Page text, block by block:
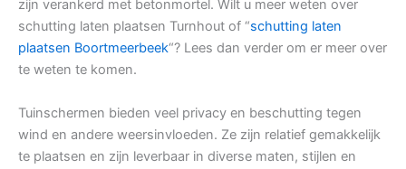
zijn verankerd met betonmortel. Wilt u meer weten over
schutting laten plaatsen Turnhout of “schutting laten
plaatsen Boortmeerbeek“? Lees dan verder om er meer over
te weten te komen.
Tuinschermen bieden veel privacy en beschutting tegen
wind en andere weersinvloeden. Ze zijn relatief gemakkelijk
te plaatsen en zijn leverbaar in diverse maten, stijlen en